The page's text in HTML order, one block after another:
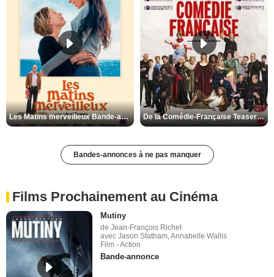
Les Matins merveilleux Bande-annonce VF De la Comédie-Française Teaser VF
Bandes-annonces à ne pas manquer
Films Prochainement au Cinéma
Mutiny
de Jean-François Richet
avec Jason Statham, Annabelle Wallis
Film - Action
Bande-annonce